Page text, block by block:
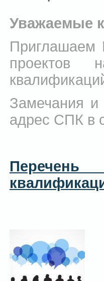
Уважаемые
Приглашаем
проектов
Замечания и
адрес СПК в